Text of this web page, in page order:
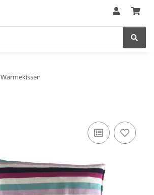
Wärmekissen